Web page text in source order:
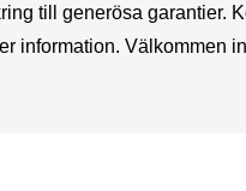
till generösa garantier.
information. Välkommen